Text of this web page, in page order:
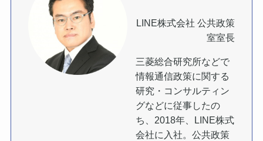
LINE株式会社 公共政策
室室長
三菱総合研究所などで
情報通信政策に関する
研究・コンサルティン
グなどに従事したの
ち、2018年、LINE株式
会社に入社。公共政策